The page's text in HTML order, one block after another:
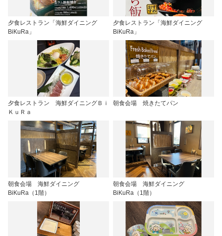
夕食レストラン「海鮮ダイニング
BiKuRa」
夕食レストラン「海鮮ダイニング
BiKuRa」
夕食レストラン 海鮮ダイニングＢｉ
ＫｕＲａ
朝食会場 焼きたてパン
朝食会場 海鮮ダイニング
BiKuRa（1階）
朝食会場 海鮮ダイニング
BiKuRa（1階）